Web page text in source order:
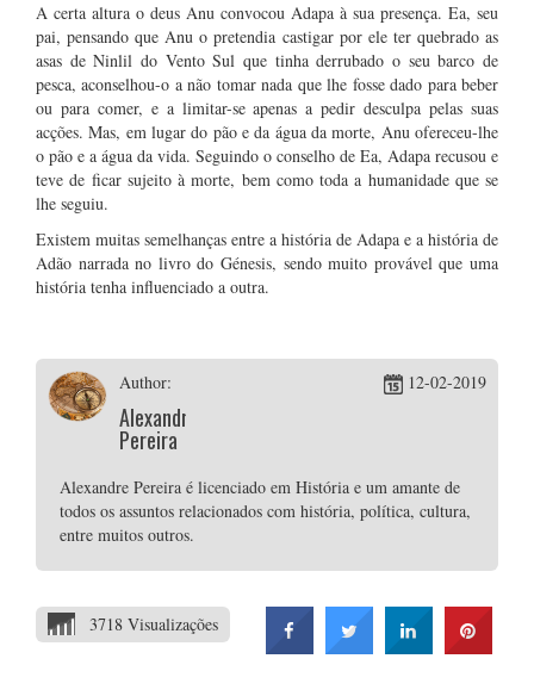
A certa altura o deus Anu convocou Adapa à sua presença. Ea, seu
pai, pensando que Anu o pretendia castigar por ele ter quebrado as
asas de Ninlil do Vento Sul que tinha derrubado o seu barco de
pesca, aconselhou-o a não tomar nada que lhe fosse dado para beber
ou para comer, e a limitar-se apenas a pedir desculpa pelas suas
acções. Mas, em lugar do pão e da água da morte, Anu ofereceu-lhe
o pão e a água da vida. Seguindo o conselho de Ea, Adapa recusou e
teve de ficar sujeito à morte, bem como toda a humanidade que se
lhe seguiu.
Existem muitas semelhanças entre a história de Adapa e a história de
Adão narrada no livro do Génesis, sendo muito provável que uma
história tenha influenciado a outra.
Author:
Alexandre
Pereira
12-02-2019
Alexandre Pereira é licenciado em História e um amante de
todos os assuntos relacionados com história, política, cultura,
entre muitos outros.
3718 Visualizações